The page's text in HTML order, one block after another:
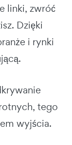
linki, zwróć
Dzięki
i rynki
tego
wyjścia.